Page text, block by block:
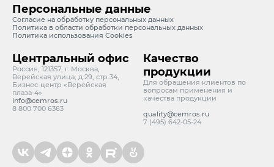
Персональные данные
Согласие на обработку персональных данных
Политика в области обработки персональных данных
Политика использования Cookies
Центральный офис
Россия, 121357, г. Москва,
Верейская улица, д.29, стр.34,
Бизнес-центр «Верейская
плаза-4»
info@cemros.ru
8 800 700 6363
Качество
продукции
Для обращения клиентов по
вопросам применения и
качества продукции
quality@cemros.ru
7 (495) 642-05-24